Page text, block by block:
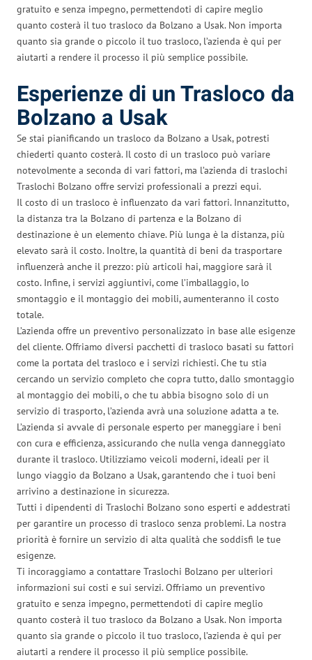
gratuito e senza impegno, permettendoti di capire meglio
quanto costerà il tuo trasloco da Bolzano a Usak. Non importa
quanto sia grande o piccolo il tuo trasloco, l’azienda è qui per
aiutarti a rendere il processo il più semplice possibile.
Esperienze di un Trasloco da
Bolzano a Usak
Se stai pianificando un trasloco da Bolzano a Usak, potresti
chiederti quanto costerà. Il costo di un trasloco può variare
notevolmente a seconda di vari fattori, ma l’azienda di traslochi
Traslochi Bolzano offre servizi professionali a prezzi equi.
Il costo di un trasloco è influenzato da vari fattori. Innanzitutto,
la distanza tra la Bolzano di partenza e la Bolzano di
destinazione è un elemento chiave. Più lunga è la distanza, più
elevato sarà il costo. Inoltre, la quantità di beni da trasportare
influenzerà anche il prezzo: più articoli hai, maggiore sarà il
costo. Infine, i servizi aggiuntivi, come l’imballaggio, lo
smontaggio e il montaggio dei mobili, aumenteranno il costo
totale.
L’azienda offre un preventivo personalizzato in base alle esigenze
del cliente. Offriamo diversi pacchetti di trasloco basati su fattori
come la portata del trasloco e i servizi richiesti. Che tu stia
cercando un servizio completo che copra tutto, dallo smontaggio
al montaggio dei mobili, o che tu abbia bisogno solo di un
servizio di trasporto, l’azienda avrà una soluzione adatta a te.
L’azienda si avvale di personale esperto per maneggiare i beni
con cura e efficienza, assicurando che nulla venga danneggiato
durante il trasloco. Utilizziamo veicoli moderni, ideali per il
lungo viaggio da Bolzano a Usak, garantendo che i tuoi beni
arrivino a destinazione in sicurezza.
Tutti i dipendenti di Traslochi Bolzano sono esperti e addestrati
per garantire un processo di trasloco senza problemi. La nostra
priorità è fornire un servizio di alta qualità che soddisfi le tue
esigenze.
Ti incoraggiamo a contattare Traslochi Bolzano per ulteriori
informazioni sui costi e sui servizi. Offriamo un preventivo
gratuito e senza impegno, permettendoti di capire meglio
quanto costerà il tuo trasloco da Bolzano a Usak. Non importa
quanto sia grande o piccolo il tuo trasloco, l’azienda è qui per
aiutarti a rendere il processo il più semplice possibile.